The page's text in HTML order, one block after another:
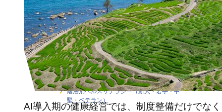
AI導入期の健康経営では、制度整備だけでな
女性従業員の健康支援
感情労働ストレス
月刊誌連載・専門寄稿
熱中症対策
研修・セミナー
職場訪問・現場分析
階層別ヘルスリテラシー（新人・若手・中
堅・ベテラン）